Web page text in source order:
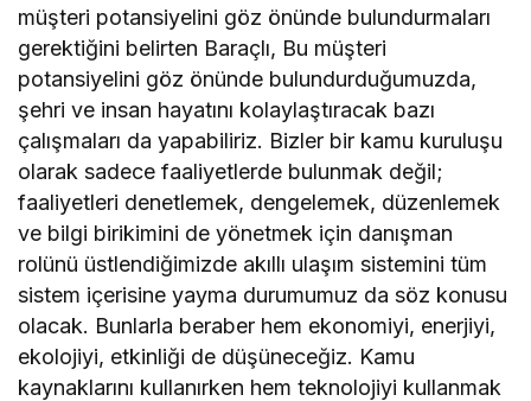
müşteri potansiyelini göz önünde bulundurmaları
gerektiğini belirten Baraçlı, Bu müşteri
potansiyelini göz önünde bulundurduğumuzda,
şehri ve insan hayatını kolaylaştıracak bazı
çalışmaları da yapabiliriz. Bizler bir kamu kuruluşu
olarak sadece faaliyetlerde bulunmak değil;
faaliyetleri denetlemek, dengelemek, düzenlemek
ve bilgi birikimini de yönetmek için danışman
rolünü üstlendiğimizde akıllı ulaşım sistemini tüm
sistem içerisine yayma durumumuz da söz konusu
olacak. Bunlarla beraber hem ekonomiyi, enerjiyi,
ekolojiyi, etkinliği de düşüneceğiz. Kamu
kaynaklarını kullanırken hem teknolojiyi kullanmak